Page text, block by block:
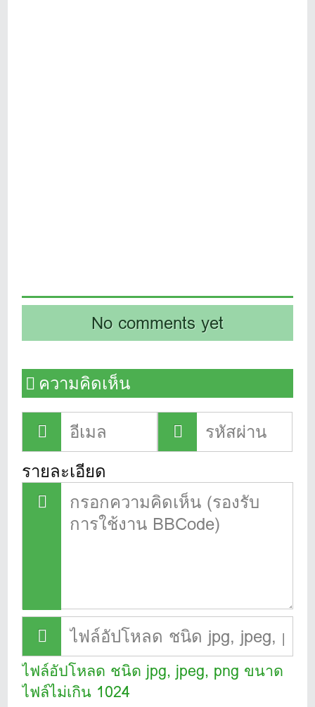
No comments yet
ความคิดเห็น
รายละเอียด
ไฟล์อัปโหลด ชนิด jpg, jpeg, png ขนาด
ไฟล์ไม่เกิน 1024